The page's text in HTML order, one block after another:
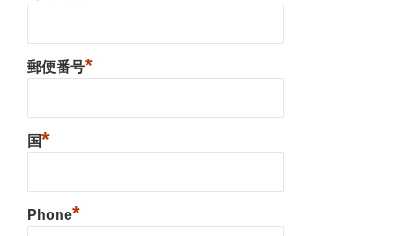
郵便番号*
国*
Phone*